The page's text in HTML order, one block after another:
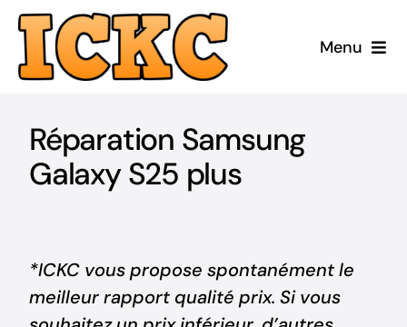
Passer
contenu
Menu
Réparer
Acheter Neuf
ICKC
Réparation Samsung
Galaxy S25 plus
*ICKC vous propose spontanément le
meilleur rapport qualité prix. Si vous